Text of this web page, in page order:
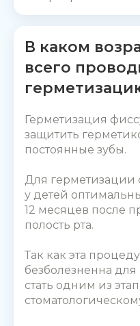
В каком
всего
Герметизация
защитить
постоянные зубы.
Для герметизации
у детей
12 месяцев после
полость рта.
Так как эта
безболезненна
стать одним из